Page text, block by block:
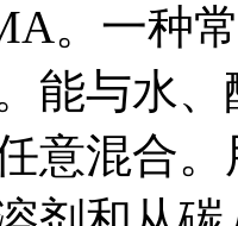
。一种
能与水
意混合